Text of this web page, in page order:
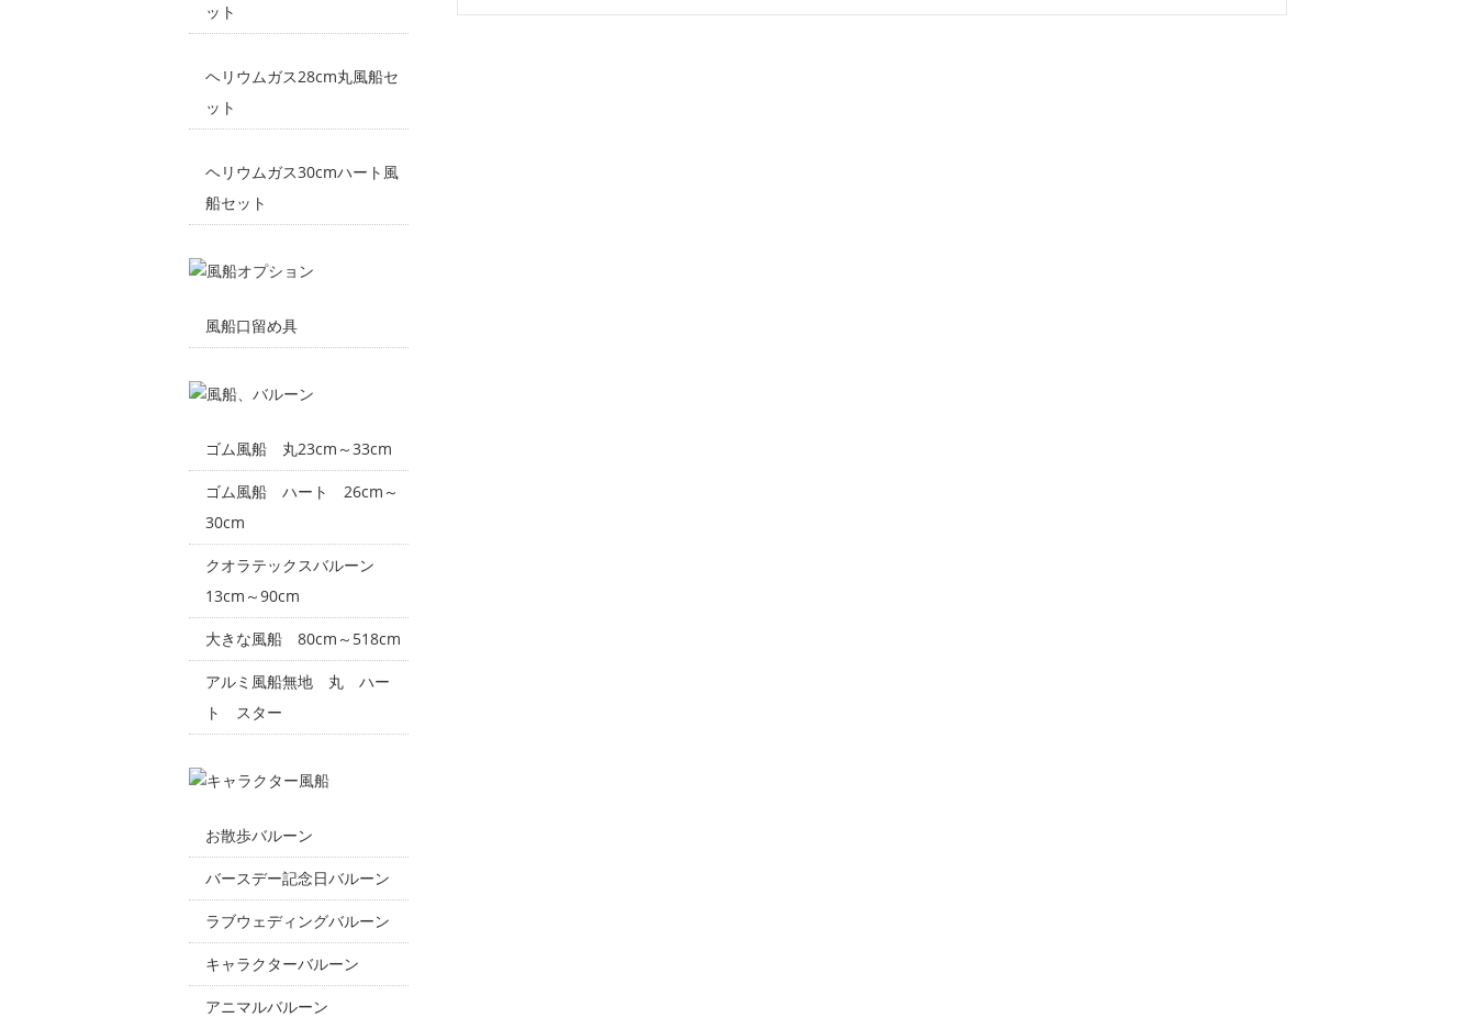
ット
ヘリウムガス28cm丸風船セ
ット
ヘリウムガス30cmハート風
船セット
風船口留め具
ゴム風船 丸23cm～33cm
ゴム風船 ハート 26cm～
30cm
クオラテックスバルーン
13cm～90cm
大きな風船 80cm～518cm
アルミ風船無地 丸 ハー
ト スター
お散歩バルーン
バースデー記念日バルーン
ラブウェディングバルーン
キャラクターバルーン
アニマルバルーン